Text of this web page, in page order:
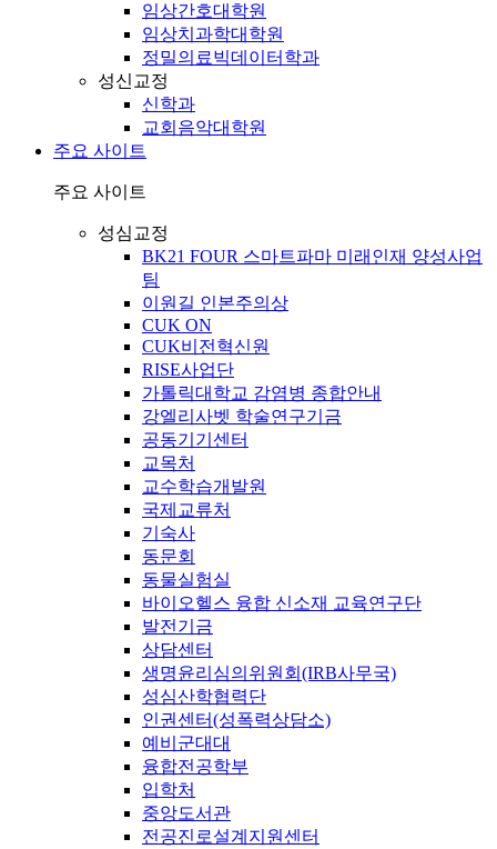
임상간호대학원
임상치과학대학원
정밀의료빅데이터학과
성신교정
신학과
교회음악대학원
주요 사이트
주요 사이트
성심교정
BK21 FOUR 스마트파마 미래인재 양성사업
팀
이원길 인본주의상
CUK ON
CUK비전혁신원
RISE사업단
가톨릭대학교 감염병 종합안내
강엘리사벳 학술연구기금
공동기기센터
교목처
교수학습개발원
국제교류처
기숙사
동문회
동물실험실
바이오헬스 융합 신소재 교육연구단
발전기금
상담센터
생명윤리심의위원회(IRB사무국)
성심산학협력단
인권센터(성폭력상담소)
예비군대대
융합전공학부
입학처
중앙도서관
전공진로설계지원센터